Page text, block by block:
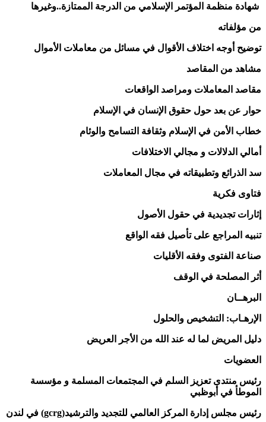
شهادة منظمة المؤتمر الإسلامي من الدرجة الممتازة..وغيرها
من مؤلفاته
توضيح أوجه اختلاف الأقوال في مسائل من معاملات الأموال
مشاهد من المقاصد
مقاصد المعاملات ومراصد الواقعات
حوار عن بعد حول حقوق الإنسان في الإسلام
خطاب الأمن في الإسلام وثقافة التسامح والوئام
أمالي الدلالات و مجالي الاختلافات
سد الذرائع وتطبيقاته في مجال المعاملات
فتاوى فكرية
إثارات تجديدية في حقول الأصول
تنبيه المراجع على تأصيل فقه الواقع
صناعة الفتوى وفقه الأقليات
أثر المصلحة في الوقف
البرهــان
الإرهـاب: التشخيص والحلول
دليل المريض لما له عند الله من الأجر العريض
العضويات
رئيس منتدى تعزيز السلم في المجتمعات المسلمة و مؤسسة
الموطأ في أبوظبي
رئيس مجلس إدارة المركز العالمي للتجديد والترشيد(gcrg) في لندن